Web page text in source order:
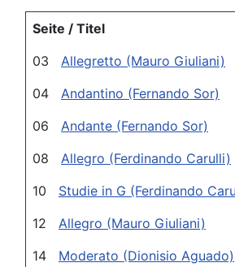
Seite / Titel
03 Allegretto (Mauro Giuliani)
04 Andantino (Fernando Sor)
06 Andante (Fernando Sor)
08 Allegro (Ferdinando Carulli)
10 Studie in G (Ferdinando
12 Allegro (Mauro Giuliani)
14 Moderato (Dionisio Aguado)